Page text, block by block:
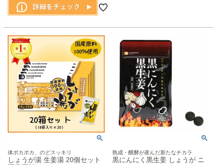
体ポカポカ、のどスッキリ
しょうが湯 生姜湯 20個セット
熟成・醗酵が産んだ新たなチカラ
黒にんにく黒生姜 しょうが ニ